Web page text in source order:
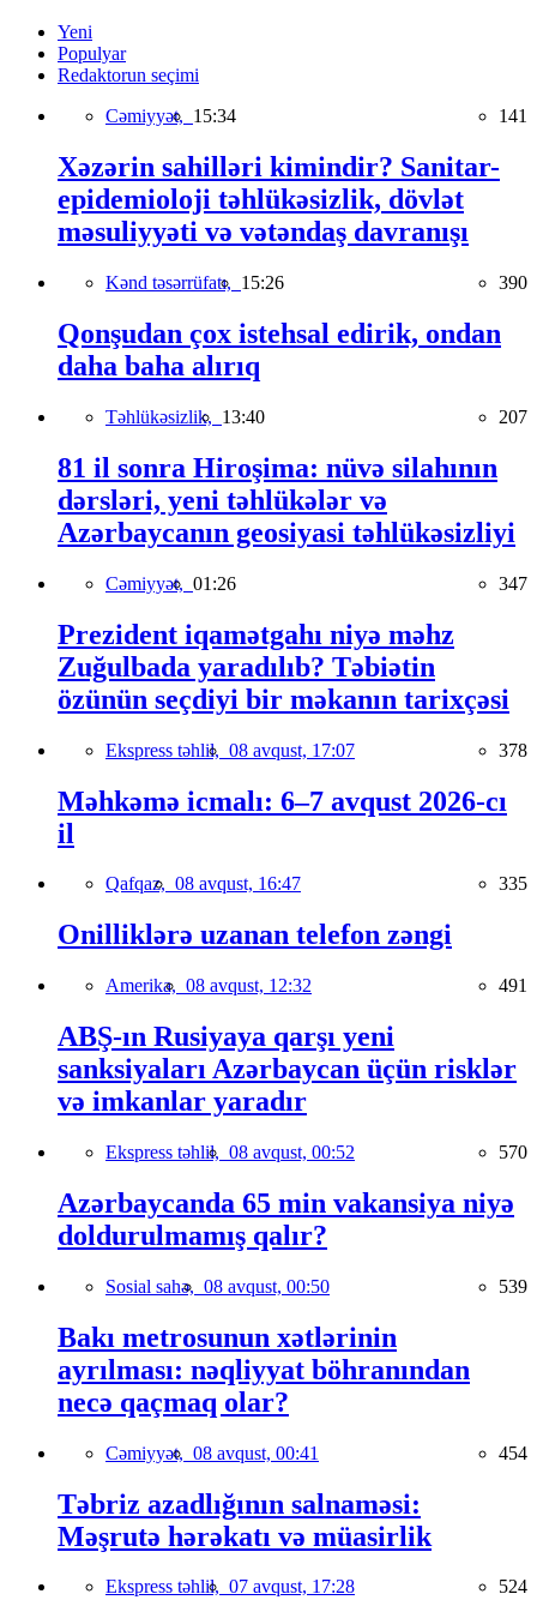
Yeni
Populyar
Redaktorun seçimi
Cəmiyyət, 15:34 141
Xəzərin sahilləri kimindir? Sanitar-
epidemioloji təhlükəsizlik, dövlət
məsuliyyəti və vətəndaş davranışı
Kənd təsərrüfatı, 15:26 390
Qonşudan çox istehsal edirik, ondan
daha baha alırıq
Təhlükəsizlik, 13:40 207
81 il sonra Hiroşima: nüvə silahının
dərsləri, yeni təhlükələr və
Azərbaycanın geosiyasi təhlükəsizliyi
Cəmiyyət, 01:26 347
Prezident iqamətgahı niyə məhz
Zuğulbada yaradılıb? Təbiətin
özünün seçdiyi bir məkanın tarixçəsi
Ekspress təhlil, 08 avqust, 17:07 378
Məhkəmə icmalı: 6–7 avqust 2026-cı
il
Qafqaz, 08 avqust, 16:47 335
Onilliklərə uzanan telefon zəngi
Amerika, 08 avqust, 12:32 491
ABŞ-ın Rusiyaya qarşı yeni
sanksiyaları Azərbaycan üçün risklər
və imkanlar yaradır
Ekspress təhlil, 08 avqust, 00:52 570
Azərbaycanda 65 min vakansiya niyə
doldurulmamış qalır?
Sosial sahə, 08 avqust, 00:50 539
Bakı metrosunun xətlərinin
ayrılması: nəqliyyat böhranından
necə qaçmaq olar?
Cəmiyyət, 08 avqust, 00:41 454
Təbriz azadlığının salnaməsi:
Məşrutə hərəkatı və müasirlik
Ekspress təhlil, 07 avqust, 17:28 524